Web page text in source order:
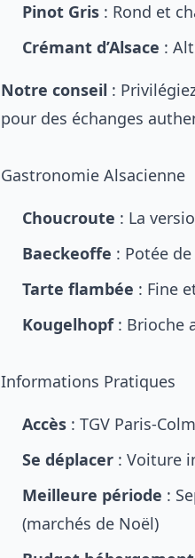
Pinot Gris : Rond et
Crémant d’Alsace :
Notre conseil :
pour des échanges
Gastronomie Alsacienne
Choucroute : La
Baeckeoffe : Potée
Tarte flambée : Fine
Kougelhopf: Brioche
Informations Pratiques
Accès : TGV Paris-
Se déplacer : Voiture
Meilleure période :
(marchés de Noël)